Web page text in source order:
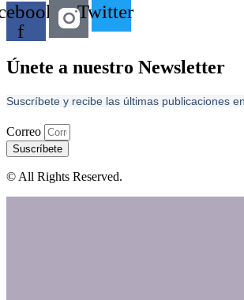
f
Twitter
Únete a nuestro Newsletter
Suscríbete y recibe las últimas publicaciones
Correo
Suscríbete
© All Rights Reserved.